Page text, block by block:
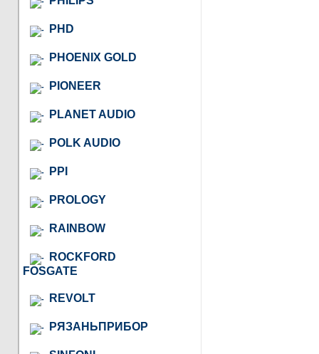
PHD
PHOENIX GOLD
PIONEER
PLANET AUDIO
POLK AUDIO
PPI
PROLOGY
RAINBOW
ROCKFORD
FOSGATE
REVOLT
РЯЗАНЬПРИБОР